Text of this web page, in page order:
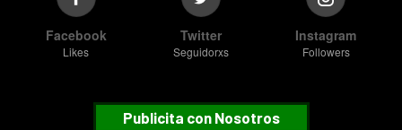
Facebook
Likes
Twitter
Seguidorxs
Instagram
Followers
Publicita con Nosotros